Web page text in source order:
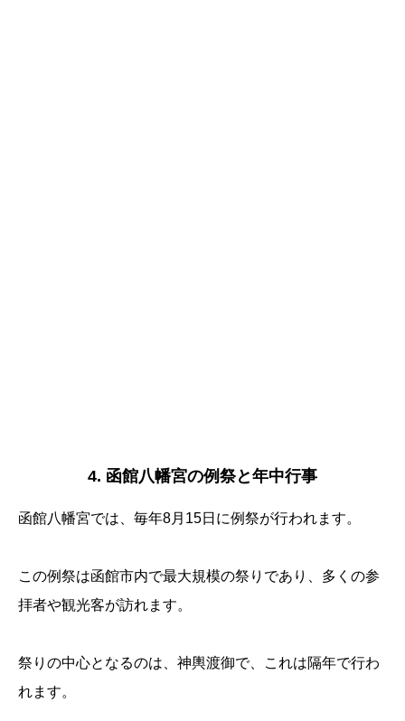
4. 函館八幡宮の例祭と年中行事
函館八幡宮では、毎年8月15日に例祭が行われます。
この例祭は函館市内で最大規模の祭りであり、多くの参
拝者や観光客が訪れます。
祭りの中心となるのは、神輿渡御で、これは隔年で行わ
れます。